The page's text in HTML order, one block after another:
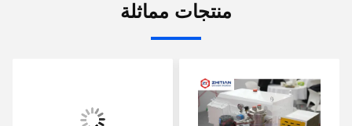
منتجات مماثلة